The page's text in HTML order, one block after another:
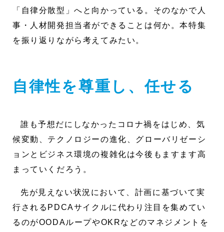
「自律分散型」へと向かっている。そのなかで人
事・人材開発担当者ができることは何か。本特集
を振り返りながら考えてみたい。
自律性を尊重し、任せる
誰も予想だにしなかったコロナ禍をはじめ、気
候変動、テクノロジーの進化、グローバリゼーシ
ョンとビジネス環境の複雑化は今後もますます高
まっていくだろう。
先が見えない状況において、計画に基づいて実
行されるPDCAサイクルに代わり注目を集めてい
るのがOODAループやOKRなどのマネジメントを